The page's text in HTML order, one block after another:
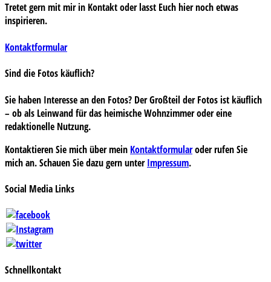
Tretet gern mit mir in Kontakt oder lasst Euch hier noch etwas
inspirieren.
Kontaktformular
Sind die Fotos käuflich?
Sie haben Interesse an den Fotos? Der Großteil der Fotos ist käuflich
– ob als Leinwand für das heimische Wohnzimmer oder eine
redaktionelle Nutzung.
Kontaktieren Sie mich über mein Kontaktformularoder rufen Sie
mich an. Schauen Sie dazu gern unterImpressum.
Social Media Links
Schnellkontakt